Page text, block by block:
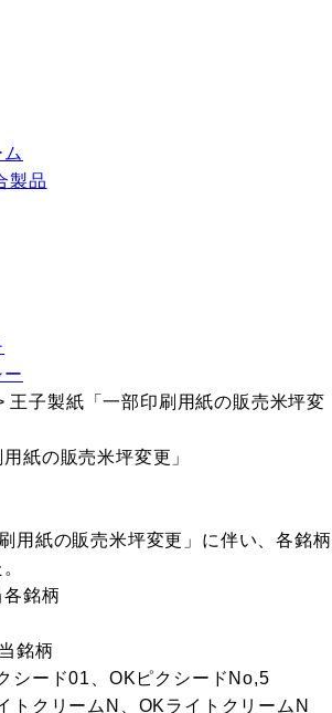
製品
王子製紙「一部印刷用紙の販売米坪変
紙の販売米坪変更」
用紙の販売米坪変更」に伴い、各銘柄
各銘柄
銘柄
シード01
、OKピクシードNo,5
トクリームN、OKライトクリームN